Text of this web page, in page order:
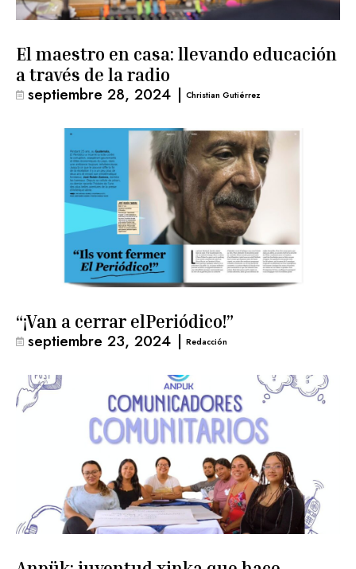
El maestro en casa: llevando educación
a través de la radio
septiembre 28, 2024 | Christian Gutiérrez
“¡Van a cerrar elPeriódico!”
septiembre 23, 2024 | Redacción